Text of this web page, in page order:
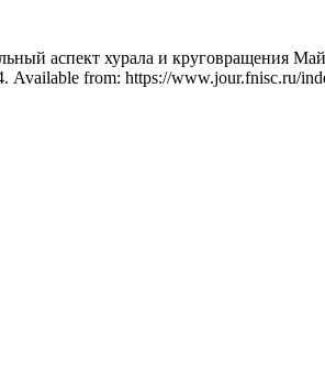
аспект хурала и круговращения
Available from: https://www.jour.fnisc.ru/